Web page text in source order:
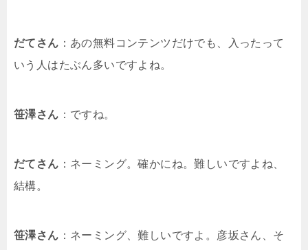
だてさん ：あの無料コンテンツだけでも、入ったって
いう人はたぶん多いですよね。
笹澤さん ：ですね。
だてさん ：ネーミング。確かにね。難しいですよね、
結構。
笹澤さん ：ネーミング、難しいですよ。彦坂さん、そ